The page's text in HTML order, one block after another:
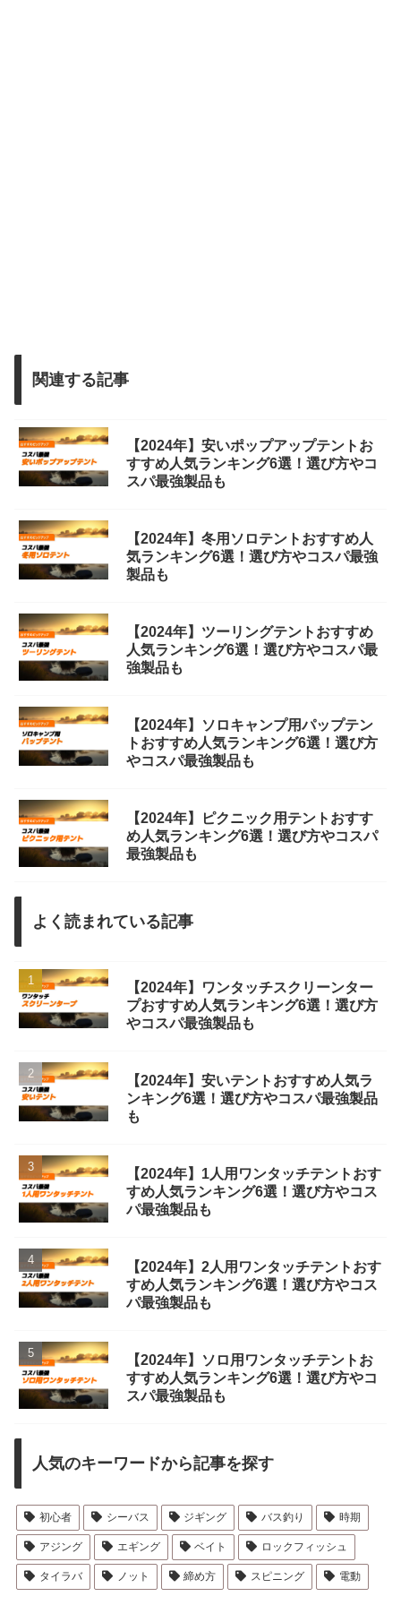
関連する記事
【2024年】安いポップアップテントお
すすめ人気ランキング6選！選び方やコ
スパ最強製品も
【2024年】冬用ソロテントおすすめ人
気ランキング6選！選び方やコスパ最強
製品も
【2024年】ツーリングテントおすすめ
人気ランキング6選！選び方やコスパ最
強製品も
【2024年】ソロキャンプ用パップテン
トおすすめ人気ランキング6選！選び方
やコスパ最強製品も
【2024年】ピクニック用テントおすす
め人気ランキング6選！選び方やコスパ
最強製品も
よく読まれている記事
【2024年】ワンタッチスクリーンター
プおすすめ人気ランキング6選！選び方
やコスパ最強製品も
【2024年】安いテントおすすめ人気ラ
ンキング6選！選び方やコスパ最強製品
も
【2024年】1人用ワンタッチテントおす
すめ人気ランキング6選！選び方やコス
パ最強製品も
【2024年】2人用ワンタッチテントおす
すめ人気ランキング6選！選び方やコス
パ最強製品も
【2024年】ソロ用ワンタッチテントお
すすめ人気ランキング6選！選び方やコ
スパ最強製品も
人気のキーワードから記事を探す
初心者 シーバス ジギング バス釣り 時期
アジング エギング ベイト ロックフィッシュ
タイラバ ノット 締め方 スピニング 電動